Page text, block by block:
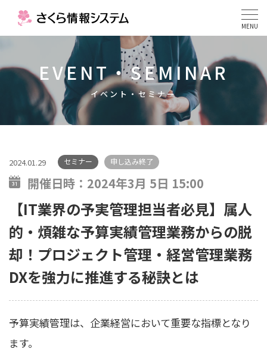
MENU
EVENT・SEMINAR
イベント・セミナー
2024.01.29 セミナー 申し込み終了
開催日時： 2024年3月 5日 15:00
【IT業界の予実管理担当者必見】属人
的・煩雑な予算実績管理業務からの脱
却！プロジェクト管理・経営管理業務
DXを強力に推進する秘訣とは
予算実績管理は、企業経営において重要な指標となり
ます。